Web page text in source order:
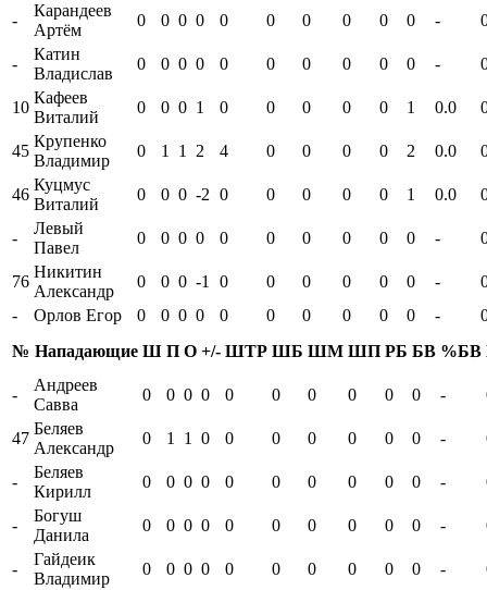
-
Карандеев
Артём
0 0 0 0 0 0 0 0 0 0 -
-
Катин
Владислав
0 0 0 0 0 0 0 0 0 0 -
10
Кафеев
Виталий
0 0 0 1 0 0 0 0 0 1 0.0
45
Крупенко
Владимир
0 1 1 2 4 0 0 0 0 2 0.0
46
Куцмус
Виталий
0 0 0 -2 0 0 0 0 0 1 0.0
-
Левый
Павел
0 0 0 0 0 0 0 0 0 0 -
76
Никитин
Александр
0 0 0 -1 0 0 0 0 0 0 -
-
Орлов Егор 0 0 0 0 0 0 0 0 0 0 -
№ Нападающие Ш П О +/- ШТР ШБ ШМ ШП РБ БВ %БВ
-
Андреев
Савва
0 0 0 0 0 0 0 0 0 0 -
47
Беляев
Александр
0 1 1 0 0 0 0 0 0 0 -
-
Беляев
Кирилл
0 0 0 0 0 0 0 0 0 0 -
-
Богуш
Данила
0 0 0 0 0 0 0 0 0 0 -
-
Гайдеик
Владимир
0 0 0 0 0 0 0 0 0 0 -